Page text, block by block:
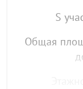
S
Общая